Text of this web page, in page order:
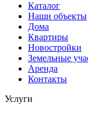
Каталог
Наши объекты
Дома
Квартиры
Новостройки
Земельные
Аренда
Контакты
Услуги